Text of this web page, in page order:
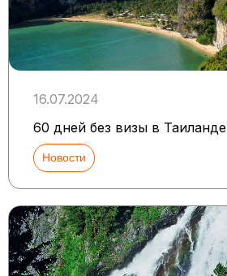
16.07.2024
60 дней без визы в Таиланде
Новости